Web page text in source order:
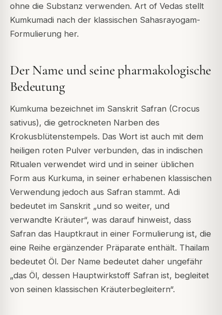
ohne die Substanz verwenden. Art of Vedas stellt
Kumkumadi nach der klassischen Sahasrayogam-
Formulierung her.
Der Name und seine pharmakologische
Bedeutung
Kumkuma bezeichnet im Sanskrit Safran (Crocus
sativus), die getrockneten Narben des
Krokusblütenstempels. Das Wort ist auch mit dem
heiligen roten Pulver verbunden, das in indischen
Ritualen verwendet wird und in seiner üblichen
Form aus Kurkuma, in seiner erhabenen klassischen
Verwendung jedoch aus Safran stammt. Adi
bedeutet im Sanskrit „und so weiter, und
verwandte Kräuter“, was darauf hinweist, dass
Safran das Hauptkraut in einer Formulierung ist, die
eine Reihe ergänzender Präparate enthält. Thailam
bedeutet Öl. Der Name bedeutet daher ungefähr
„das Öl, dessen Hauptwirkstoff Safran ist, begleitet
von seinen klassischen Kräuterbegleitern“.